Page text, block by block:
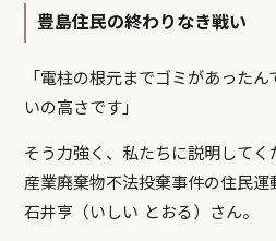
豊島住民の終わりなき戦い
「電柱の根元までゴミがあった
いの高さです」
そう力強く、私たちに説明して
産業廃棄物不法投棄事件の住民運
石井亨（いしい とおる）さん。